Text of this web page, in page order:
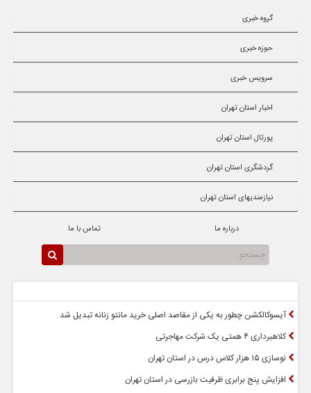
گروه خبری
حوزه خبری
سرویس خبری
اخبار استان تهران
پورتال استان تهران
گردشگری استان تهران
نیازمندیهای استان تهران
درباره ما تماس با ما
آیسوکالکشن چطور به یکی از مقاصد اصلی خرید مانتو زنانه تبدیل شد
کلاهبرداری ۴ همتی یک شرکت مهاجرتی
نوسازی ۱۵ هزار کلاس درس در استان تهران
افزایش پنج برابری ظرفیت بازرسی در استان تهران